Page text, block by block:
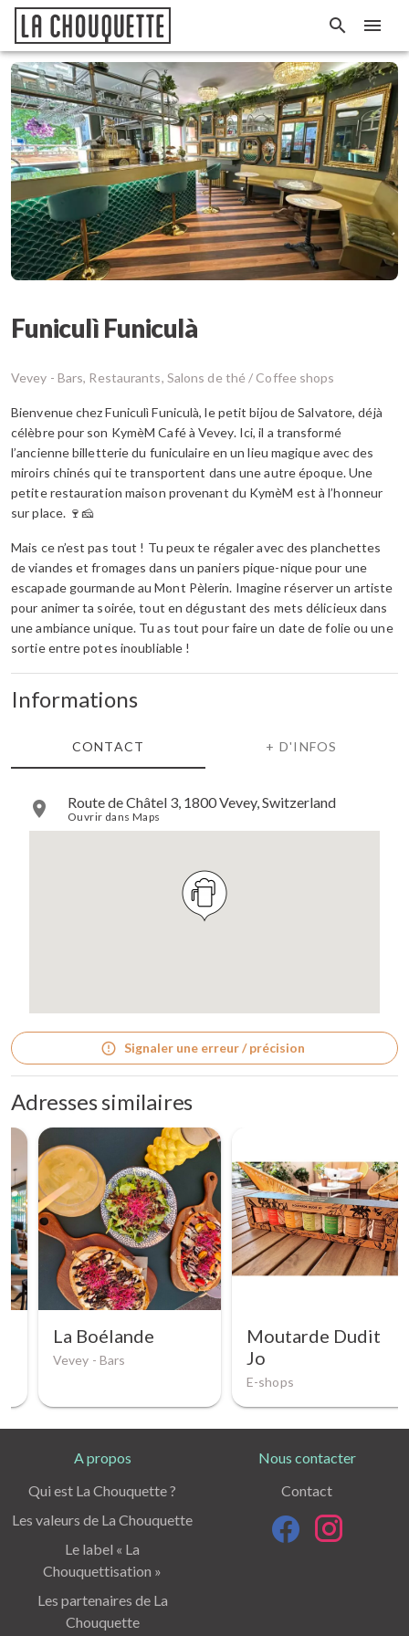
Funiculì Funiculà
Vevey - Bars, Restaurants, Salons de thé / Coffee shops
Bienvenue chez Funiculì Funiculà, le petit bijou de Salvatore, déjà
célèbre pour son KymèM Café à Vevey. Ici, il a transformé
l’ancienne billetterie du funiculaire en un lieu magique avec des
miroirs chinés qui te transportent dans une autre époque. Une
petite restauration maison provenant du KymèM est à l’honneur
sur place. 🍷🧀
Mais ce n’est pas tout ! Tu peux te régaler avec des planchettes
de viandes et fromages dans un paniers pique-nique pour une
escapade gourmande au Mont Pèlerin. Imagine réserver un artiste
pour animer ta soirée, tout en dégustant des mets délicieux dans
une ambiance unique. Tu as tout pour faire un date de folie ou une
sortie entre potes inoubliable !
Informations
CONTACT + D'INFOS
Route de Châtel 3, 1800 Vevey, Switzerland
Ouvrir dans Maps
Signaler une erreur / précision
Adresses similaires
La Boélande
Vevey - Bars
Moutarde Dudit
Jo
E-shops
A propos
Qui est La Chouquette ?
Les valeurs de La Chouquette
Le label « La
Chouquettisation »
Les partenaires de La
Chouquette
Nous contacter
Contact